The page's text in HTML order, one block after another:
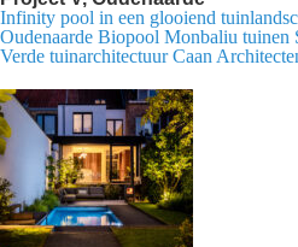
Infinity pool in een glooiend
Oudenaarde Biopool Monbaliu tuinen
Verde tuinarchitectuur Caan